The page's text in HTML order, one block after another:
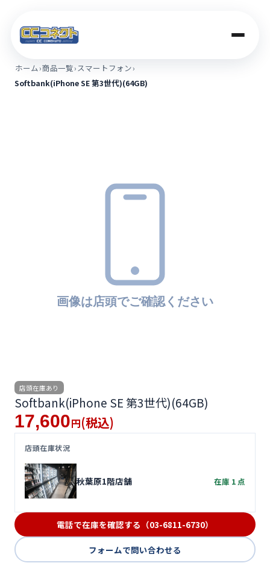
商品一覧
法人のお客さま
便利ツール
ホーム›商品一覧›スマートフォン›
Softbank(iPhone SE 第3世代)(64GB)
店頭在庫あり
Softbank(iPhone SE 第3世代)(64GB)
17,600 円 (税込)
店頭在庫状況
秋葉原1階店舗 在庫 1 点
電話で在庫を確認する（03-6811-6730）
フォームで問い合わせる